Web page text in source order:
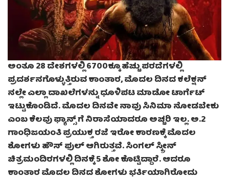
ಅಂತೂ 28 ದೇಶಗಳಲ್ಲಿ 6700ಕ್ಕೂ ಹೆಚ್ಚು ಪರದೆಗಳಲ್ಲಿ
ಪ್ರದರ್ಶನಗೊಳ್ಳುತ್ತಿರುವ ಕಾಂತಾರ, ಮೊದಲ ದಿನದ ಕಲೆಕ್ಷನ್
ನಲ್ಲೇ ಎಲ್ಲಾ ದಾಖಲೆಗಳನ್ನು ಧೂಳಿಪಟ ಮಾಡೋ ಟಾರ್ಗೆಟ್
ಇಟ್ಟುಕೊಂಡಿದೆ. ಮೊದಲ ದಿನವೇ ನಾವು ಸಿನಿಮಾ ನೋಡಬೇಕು
ಎಂಬ ಕೆಲವು ಫ್ಯಾನ್ಸ್ ಗೆ ನಿರಾಸೆಯಾದರೂ ಅಚ್ಚರಿ ಇಲ್ಲ. ಅ.2
ಗಾಂಧಿಜಯಂತಿ ಪ್ರಯುಕ್ತ ರಜೆ ಇರೋ ಕಾರಣಕ್ಕೆ ಮೊದಲ
ಶೋಗಳು ಹೌಸ್ ಫುಲ್ ಆಗಿರುತ್ತವೆ. ಸಿಂಗಲ್ ಸ್ಕ್ರೀನ್
ಚಿತ್ರಮಂದಿರಗಳಲ್ಲಿ ದಿನಕ್ಕೆ 5 ಶೋ ಕೊಟ್ಟಿದ್ದಾರೆ. ಆದರೂ
ಕಾಂತಾರ ಮೊದಲ ದಿನದ ಶೋಗಳು ಭರ್ತಿಯಾಗಿರೋದು